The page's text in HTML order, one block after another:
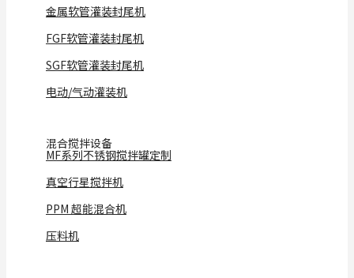
金属软管灌装封尾机
FGF软管灌装封尾机
SGF软管灌装封尾机
电动/气动灌装机
混合搅拌设备
MF系列不锈钢搅拌罐定制
真空行星搅拌机
PPM 超能混合机
压料机